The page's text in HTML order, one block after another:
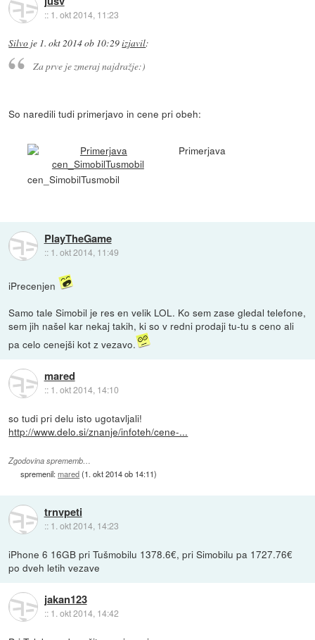
:: 1. okt 2014, 11:23
Silvo je 1. okt 2014 ob 10:29izjavil:
Za prve je zmeraj najdražje:)
So naredili tudi primerjavo in cene pri obeh:
Primerjava
cen_SimobilTusmobil
PlayTheGame
:: 1. okt 2014, 11:49
iPrecenjen
Samo tale Simobil je res en velik LOL. Ko sem zase gledal telefone,
sem jih našel kar nekaj takih, ki so v redni prodaji tu-tu s ceno ali
pa celo cenejši kot z vezavo.
mared
:: 1. okt 2014, 14:10
so tudi pri delu isto ugotavljali!
http://www.delo.si/znanje/infoteh/cene-...
Zgodovina sprememb…
spremenil:mared(1. okt 2014 ob 14:11)
trnvpeti
:: 1. okt 2014, 14:23
iPhone 6 16GB pri Tušmobilu 1378.6€, pri Simobilu pa 1727.76€
po dveh letih vezave
jakan123
:: 1. okt 2014, 14:42